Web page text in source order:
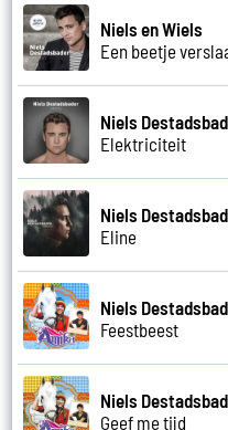
Niels en Wiels
Een beetje
Niels
Elektriciteit
Niels
Eline
Niels
Feestbeest
Niels
Geef me tijd